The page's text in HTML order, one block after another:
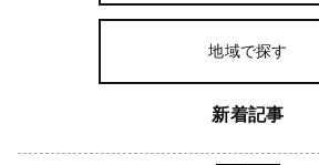
地域で探す
新着記事